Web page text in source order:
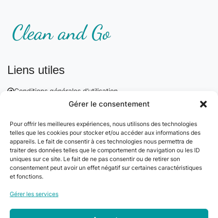
Gérer le consentement
Pour offrir les meilleures expériences, nous utilisons des technologies
telles que les cookies pour stocker et/ou accéder aux informations des
appareils. Le fait de consentir à ces technologies nous permettra de
traiter des données telles que le comportement de navigation ou les ID
uniques sur ce site. Le fait de ne pas consentir ou de retirer son
consentement peut avoir un effet négatif sur certaines caractéristiques
et fonctions.
Gérer les services
Liens utiles
Conditions générales d’utilisation
Conditions générales de vente
Politique de confidentialité
Politique de cookie
Plan du site
Gérer mes cookies
Nos coordonnées
Email :